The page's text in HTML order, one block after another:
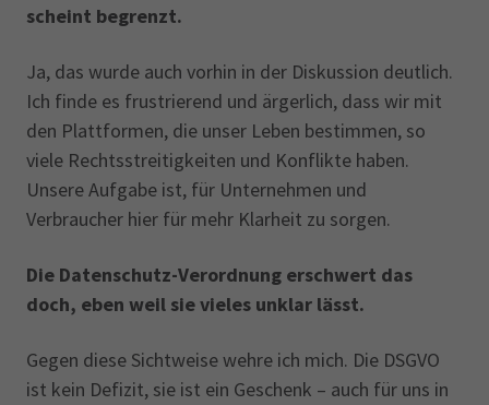
scheint begrenzt.
Ja, das wurde auch vorhin in der Diskussion deutlich.
Ich finde es frustrierend und ärgerlich, dass wir mit
den Plattformen, die unser Leben bestimmen, so
viele Rechtsstreitigkeiten und Konflikte haben.
Unsere Aufgabe ist, für Unternehmen und
Verbraucher hier für mehr Klarheit zu sorgen.
Die Datenschutz-Verordnung erschwert das
doch, eben weil sie vieles unklar lässt.
Gegen diese Sichtweise wehre ich mich. Die DSGVO
ist kein Defizit, sie ist ein Geschenk – auch für uns in